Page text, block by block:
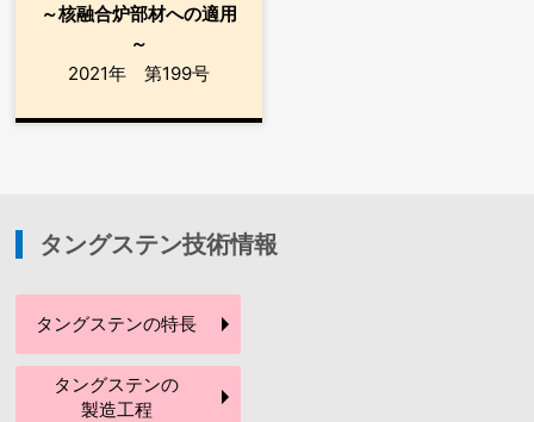
～核融合炉部材への適用
～
2021年 第199号
タングステン技術情報
タングステンの特長
タングステンの
製造工程